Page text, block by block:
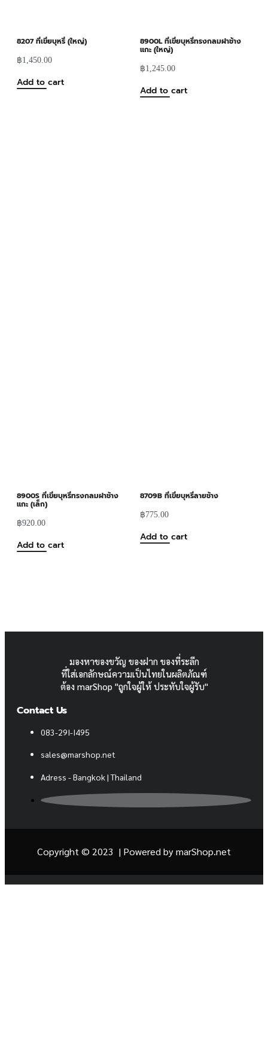
8207 ที่เขี่ยบุหรี่ (ใหญ่)
฿1,450.00
Add to cart
8900L ที่เขี่ยบุหรี่ทรงกลมฝาช้าง
แกะ (ใหญ่)
฿1,245.00
Add to cart
8900S ที่เขี่ยบุหรี่ทรงกลมฝาช้าง
แกะ (เล็ก)
฿920.00
Add to cart
8709B ที่เขี่ยบุหรี่ลายช้าง
฿775.00
Add to cart
มองหาของขวัญ ของฝาก ของที่ระลีก
ที่ใส่เอกลักษณ์ความเป็นไทยในผลิตภัณฑ์
ต้อง marShop "ถูกใจผู้ให้ ประทับใจผู้รับ"
Contact Us
083-29I-I495
sales@marshop.net
Adress - Bangkok | Thailand
Copyright © 2023 | Powered bymarShop.net